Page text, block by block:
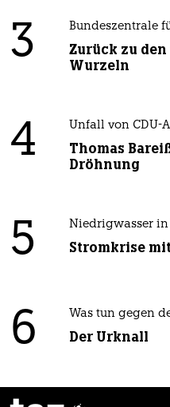
3 Bundeszentrale
Zurück zu
Wurzeln
4 Unfall von CDU-
Thomas
Dröhnung
5 Niedrigwasser
Stromkrise
6 Was tun gegen
Der Urknall